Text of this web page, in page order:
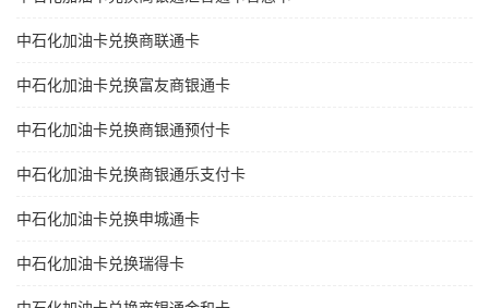
中石化加油卡兑换商联通卡
中石化加油卡兑换富友商银通卡
中石化加油卡兑换商银通预付卡
中石化加油卡兑换商银通乐支付卡
中石化加油卡兑换申城通卡
中石化加油卡兑换瑞得卡